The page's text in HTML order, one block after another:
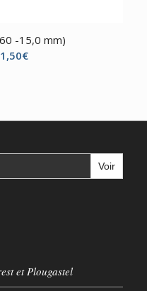
-15,0 mm)
€Plage
à
et Plougastel